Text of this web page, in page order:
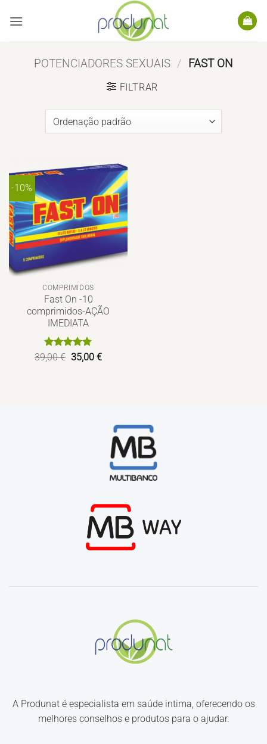
POTENCIADORES SEXUAIS / FAST ON
FILTRAR
-10%
COMPRIMIDOS
Fast On -10
comprimidos-AÇÃO
IMEDIATA
Avaliação5
de 5
39,00€ O
preço
35,00 €O
A Produnat é especialista em saúde intima, oferecendo os
melhores conselhos e produtos para o ajudar.